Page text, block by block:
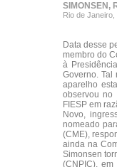
SIMONSEN,
Rio de
Data desse
membro do
à
Governo.
aparelho
observou no
FIESP em
Novo,
nomeado
(CME),
ainda na
Simonsen
(CNPIC),